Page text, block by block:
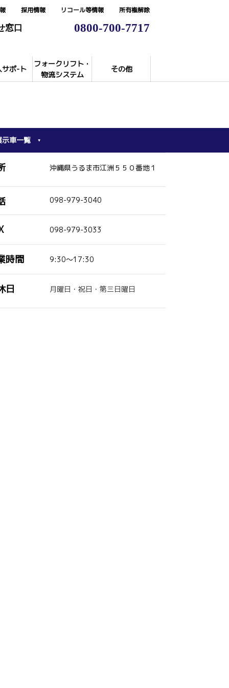
窓口 0800-700-7717
サポ-ト
フォークリフト・
物流システム
その他
採用情報 リコール等情報 所有権解除
車一覧
沖縄県うるま市江洲５５０番地１
098-979-3040
098-979-3033
時間 9:30～17:30
日 月曜日・祝日・第三日曜日